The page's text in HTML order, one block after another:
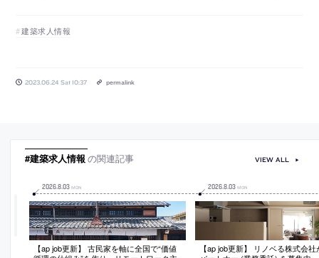
建築求人情報
2023.06.24 Sat 10:37 permalink
#建築求人情報 の関連記事
2026.8.03 MON
【ap job更新】 古民家を軸に全国で“価値
2026.8.03 MON
【ap job更新】 リノベる株式会
VIEW ALL